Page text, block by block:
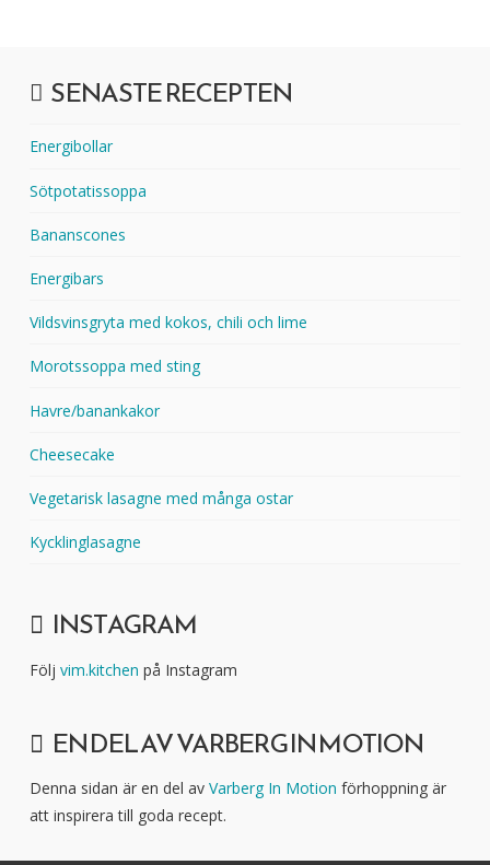
SENASTE RECEPTEN
Energibollar
Sötpotatissoppa
Bananscones
Energibars
Vildsvinsgryta med kokos, chili och lime
Morotssoppa med sting
Havre/banankakor
Cheesecake
Vegetarisk lasagne med många ostar
Kycklinglasagne
INSTAGRAM
Följ vim.kitchen på Instagram
EN DEL AV VARBERG IN MOTION
Denna sidan är en del av Varberg In Motion förhoppning är
att inspirera till goda recept.